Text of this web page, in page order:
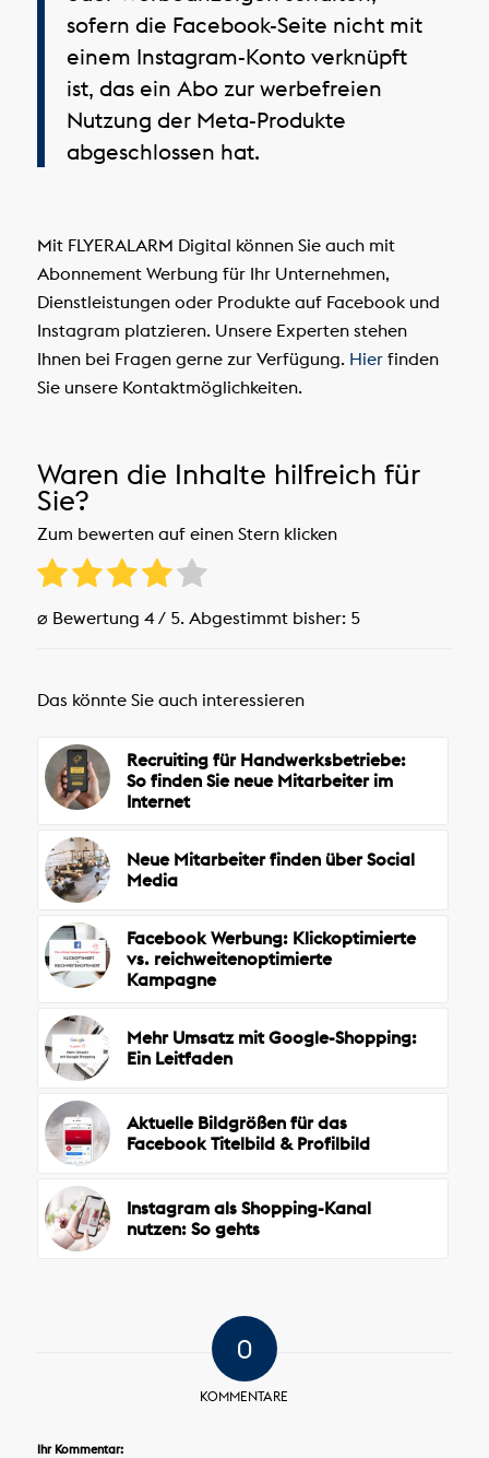
sofern die Facebook-Seite nicht mit
einem Instagram-Konto verknüpft
ist, das ein Abo zur werbefreien
Nutzung der Meta-Produkte
abgeschlossen hat.
Mit FLYERALARM Digital können Sie auch mit
Abonnement Werbung für Ihr Unternehmen,
Dienstleistungen oder Produkte auf Facebook und
Instagram platzieren. Unsere Experten stehen
Ihnen bei Fragen gerne zur Verfügung. Hierfinden
Sie unsere Kontaktmöglichkeiten.
Waren die Inhalte hilfreich für
Sie?
Zum bewerten auf einen Stern klicken
⌀ Bewertung 4/ 5. Abgestimmt bisher: 5
Das könnte Sie auch interessieren
Recruiting für Handwerksbetriebe:
So finden Sie neue Mitarbeiter im
Internet
Neue Mitarbeiter finden über Social
Media
Facebook Werbung: Klickoptimierte
vs. reichweitenoptimierte
Kampagne
Mehr Umsatz mit Google-Shopping:
Ein Leitfaden
Aktuelle Bildgrößen für das
Facebook Titelbild & Profilbild
Instagram als Shopping-Kanal
nutzen: So gehts
0
KOMMENTARE
Ihr Kommentar: